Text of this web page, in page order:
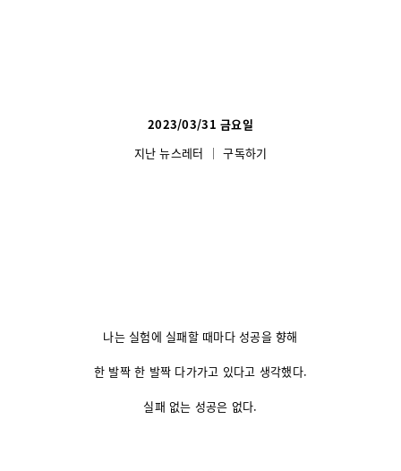
2023/03/31 금요일
지난 뉴스레터 │구독하기
나는 실험에 실패할 때마다성공을 향해
한 발짝 한 발짝 다가가고 있다고 생각했다.
실패 없는 성공은 없다.